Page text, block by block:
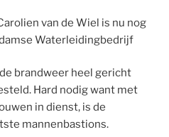
van de Wiel is nu nog
Waterleidingbedrijf
brandweer heel gericht
Hard nodig want met
in dienst, is de
mannenbastions.